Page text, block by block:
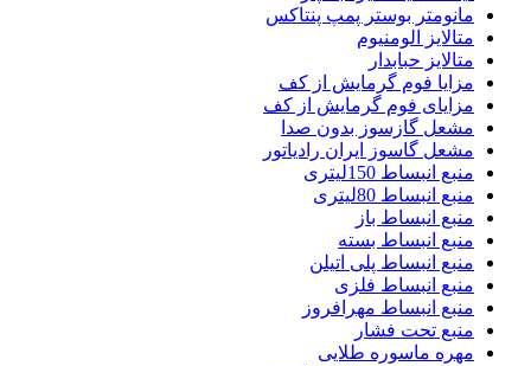
مانومتر بوستر پمپ پنتاکس
متالایز الومنیوم
متالایز حبابدار
مزایا فوم گرمایش از کف
مزایای فوم گرمایش از کف
مشعل گازسوز بدون صدا
مشعل گاسوز ایران رادیاتور
منبع انبساط 150لیتری
منبع انبساط 80لیتری
منبع انبساط باز
منبع انبساط بسته
منبع انبساط پلی اتیلن
منبع انبساط فلزی
منبع انبساط مهرافروز
منبع تحت فشار
مهره ماسوره طلایی